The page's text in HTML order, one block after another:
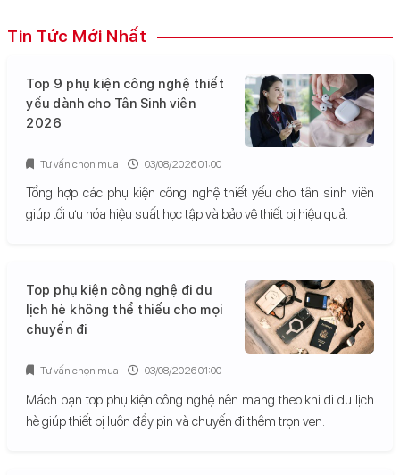
Tin Tức Mới Nhất
Top 9 phụ kiện công nghệ thiết
yếu dành cho Tân Sinh viên
2026
Tổng hợp các phụ kiện công nghệ thiết yếu cho tân sinh viên
giúp tối ưu hóa hiệu suất học tập và bảo vệ thiết bị hiệu quả.
Tư vấn chọn mua 03/08/2026 01:00
Top phụ kiện công nghệ đi du
lịch hè không thể thiếu cho mọi
chuyến đi
Mách bạn top phụ kiện công nghệ nên mang theo khi đi du lịch
hè giúp thiết bị luôn đầy pin và chuyến đi thêm trọn vẹn.
Tư vấn chọn mua 03/08/2026 01:00